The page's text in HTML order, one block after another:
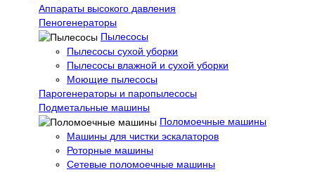
Аппараты высокого давления
Пеногенераторы
Пылесосы
Пылесосы сухой уборки
Пылесосы влажной и сухой уборки
Моющие пылесосы
Парогенераторы и паропылесосы
Подметальные машины
Поломоечные машины
Машины для чистки эскалаторов
Роторные машины
Сетевые поломоечные машины